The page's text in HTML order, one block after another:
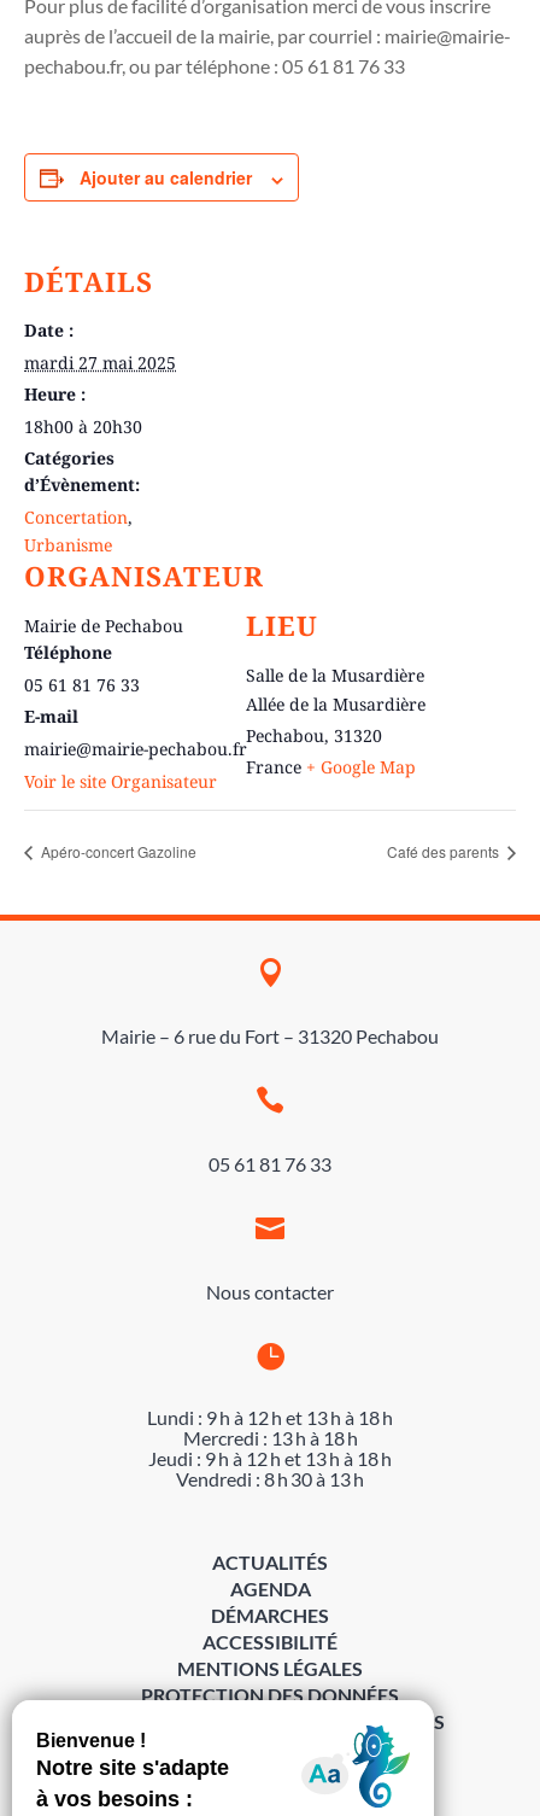
Pour plus de facilité d’organisation merci de vous inscrire
auprès de l’accueil de la mairie, par courriel : mairie@mairie-
pechabou.fr, ou par téléphone : 05 61 81 76 33
Ajouter au calendrier
DÉTAILS
Date :
mardi 27 mai 2025
Heure :
18h00 à 20h30
Catégories
d’Évènement:
Concertation,
Urbanisme
ORGANISATEUR
Mairie de Pechabou
Téléphone
05 61 81 76 33
E-mail
mairie@mairie-pechabou.fr
Voir le site Organisateur
LIEU
Salle de la Musardière
Allée de la Musardière
Pechabou, 31320
France + Google Map
Apéro-concert Gazoline Café des parents

Mairie – 6 rue du Fort – 31320 Pechabou

05 61 81 76 33

Nous contacter

Lundi : 9 h à 12 h et 13 h à 18 h
Mercredi : 13 h à 18 h
Jeudi : 9 h à 12 h et 13 h à 18 h
Vendredi : 8 h 30 à 13 h
S’abonner à la Gazette ›
ACTUALITÉS
AGENDA
DÉMARCHES
ACCESSIBILITÉ
MENTIONS LÉGALES
PROTECTION DES DONNÉES
POLITIQUE DE GESTION DES COOKIES